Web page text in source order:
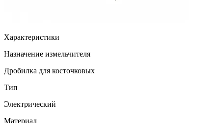
Характеристики
Назначение измельчителя
Дробилка для косточковых
Тип
Электрический
Материал